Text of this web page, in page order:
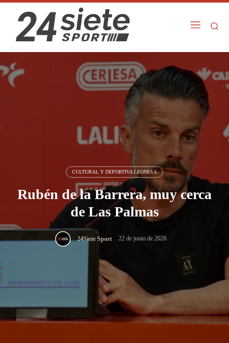
CULTURAL Y DEPORTIVA LEONESA
Rubén de la Barrera, muy cerca
de Las Palmas
24Siete Sport 22 de junio de 2026